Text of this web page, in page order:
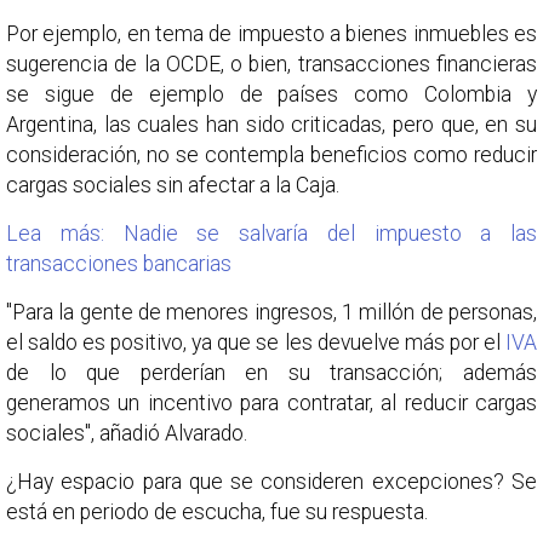
Por ejemplo, en tema de impuesto a bienes inmuebles es
sugerencia de la OCDE, o bien, transacciones financieras
se sigue de ejemplo de países como Colombia y
Argentina, las cuales han sido criticadas, pero que, en su
consideración, no se contempla beneficios como reducir
cargas sociales sin afectar a la Caja.
Lea más: Nadie se salvaría del impuesto a las
transacciones bancarias
"Para la gente de menores ingresos, 1 millón de personas,
el saldo es positivo, ya que se les devuelve más por el
IVA
de lo que perderían en su transacción; además
generamos un incentivo para contratar, al reducir cargas
sociales", añadió Alvarado.
¿Hay espacio para que se consideren excepciones? Se
está en periodo de escucha, fue su respuesta.